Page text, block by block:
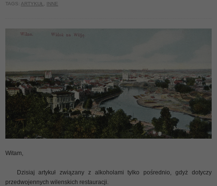
TAGS: ARTYKUŁ INNE
Witam,
Dzisiaj artykuł związany z alkoholami tylko pośrednio, gdyż dotyczy
przedwojennych wilenskich restauracji.